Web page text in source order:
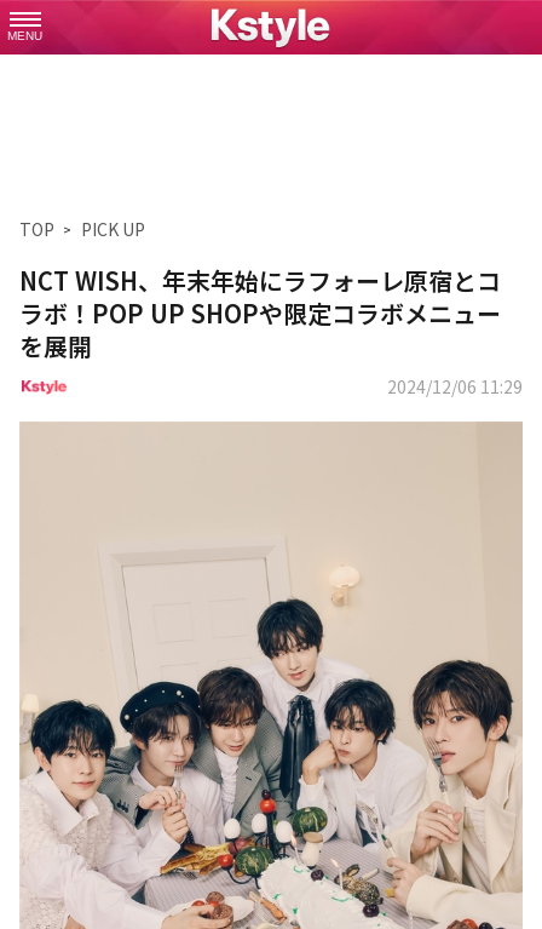
MENU
TOP PICK UP
NCT WISH、年末年始にラフォーレ原宿とコ
ラボ！POP UP SHOPや限定コラボメニュー
を展開
2024/12/06 11:29